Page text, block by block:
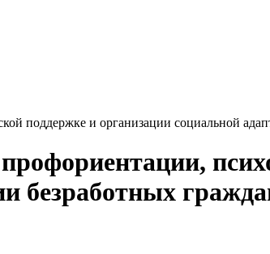
поддержке и организации социальной
безработных